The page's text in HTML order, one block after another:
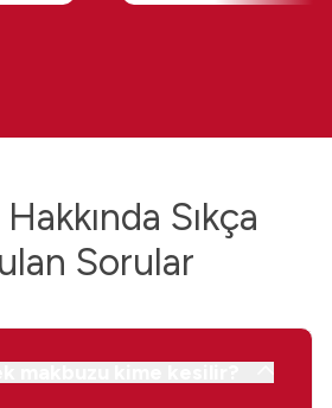
Hakkında Sıkça
Sorular